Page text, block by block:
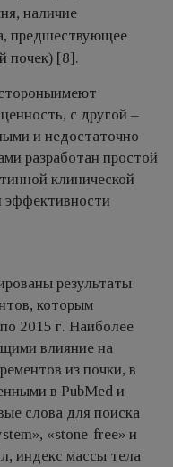
наличие
предшествующее
почек) [8].
с другой –
и недостаточно
разработан простой
клинической
эффективности
результаты
которым
2015 г. Наиболее
влияние на
из почки, в
в PubMed и
слова для поиска
«stone-free» и
индекс массы тела